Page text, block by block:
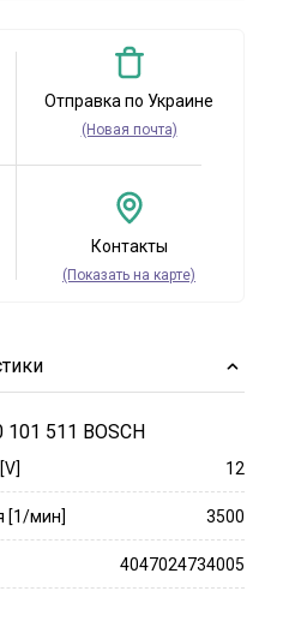
Отправка по Украине
(Новая почта)
Контакты
(Показать на карте)
101 511 BOSCH
12
[1/мин] 3500
4047024734005